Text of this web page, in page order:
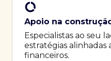
Apoio na
Especialistas ao seu
estratégias alinhadas
financeiros.